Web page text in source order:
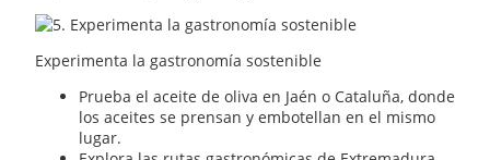
Experimenta la gastronomía sostenible
Prueba el aceite de oliva en Jaén o Cataluña, donde
los aceites se prensan y embotellan en el mismo
lugar.